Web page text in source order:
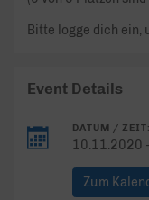
Bitte logge dich ein,
Event Details
DATUM / ZEIT:
10.11.2020
Zum